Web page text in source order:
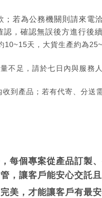
若為公務機關則請來電
，確認無誤後方進行後續
天，大貨生產約為
不足，請於七日內與服務
到產品；若有代寄、分送
每個專案從產品訂製
，讓客戶能安心交託
美，才能讓客戶有最安